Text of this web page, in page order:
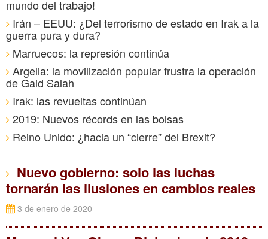
mundo del trabajo!
Irán – EEUU: ¿Del terrorismo de estado en Irak a la
guerra pura y dura?
Marruecos: la represión continúa
Argelia: la movilización popular frustra la operación
de Gaid Salah
Irak: las revueltas continúan
2019: Nuevos récords en las bolsas
Reino Unido: ¿hacia un “cierre” del Brexit?
Nuevo gobierno: solo las luchas
tornarán las ilusiones en cambios reales
3 de enero de 2020